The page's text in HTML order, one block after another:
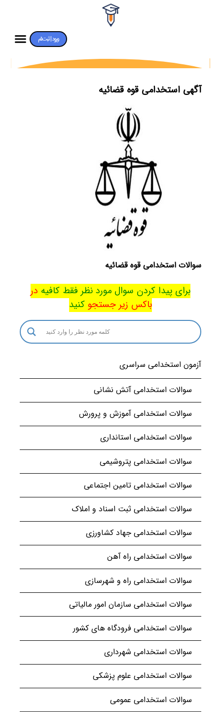
ورود | ثبت‌نام
آگهی استخدامی قوه قضائیه
سوالات استخدامی قوه قضائیه
برای پیدا کردن سوال مورد نظر فقط کافیه در
باکس زیر جستجو کنید
آزمون استخدامی سراسری
سوالات استخدامی آتش نشانی
سوالات استخدامی آموزش و پرورش
سوالات استخدامی استانداری
سوالات استخدامی پتروشیمی
سوالات استخدامی تامین اجتماعی
سوالات استخدامی ثبت اسناد و املاک
سوالات استخدامی جهاد کشاورزی
سوالات استخدامی راه آهن
سوالات استخدامی راه و شهرسازی
سوالات استخدامی سازمان امور مالیاتی
سوالات استخدامی فرودگاه های کشور
سوالات استخدامی شهرداری
سوالات استخدامی علوم پزشکی
سوالات استخدامی عمومی